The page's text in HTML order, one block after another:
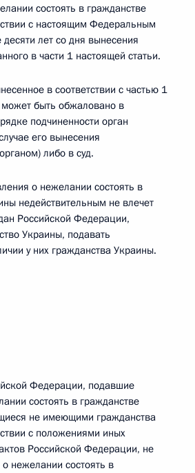
состоять в гражданстве
с настоящим Федеральным
лет со дня вынесения
в части 1 настоящей статьи.
в соответствии с частью 1
может быть обжаловано в
подчиненности орган
его вынесения
либо в суд.
о нежелании состоять в
недействительным не влечет
Российской Федерации,
Украины, подавать
у них гражданства Украины.
Федерации, подавшие
состоять в гражданстве
не имеющими гражданства
с положениями иных
Российской Федерации, не
нежелании состоять в